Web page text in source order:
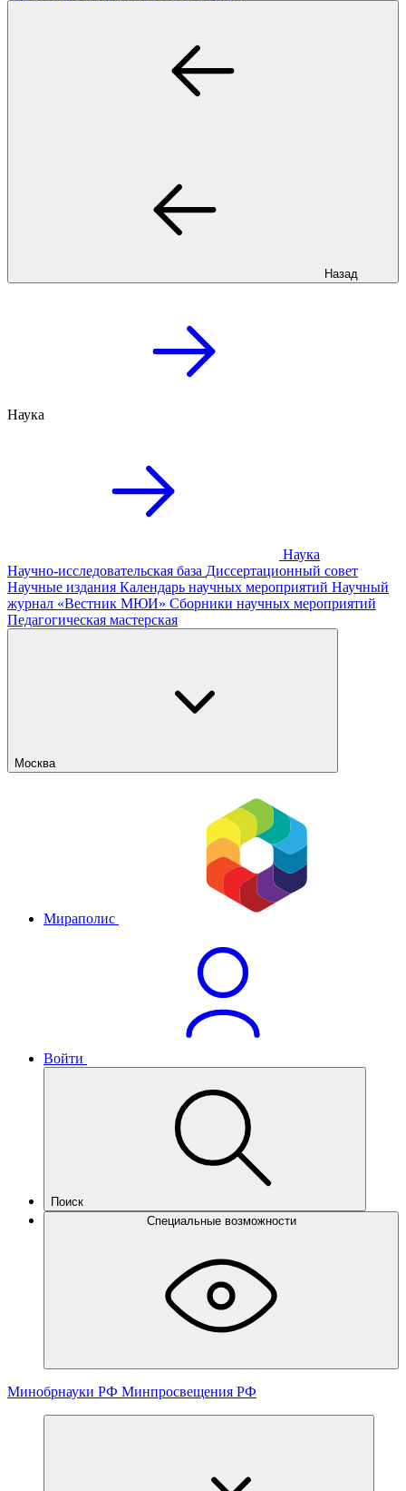
Назад
Наука
Наука
Научно-исследовательская база Диссертационный совет
Научные издания Календарь научных мероприятий Научный
журнал «Вестник МЮИ» Сборники научных мероприятий
Педагогическая мастерская
Москва
Мираполис
Войти
Поиск
Специальные возможности
Минобрнауки РФ Минпросвещения РФ